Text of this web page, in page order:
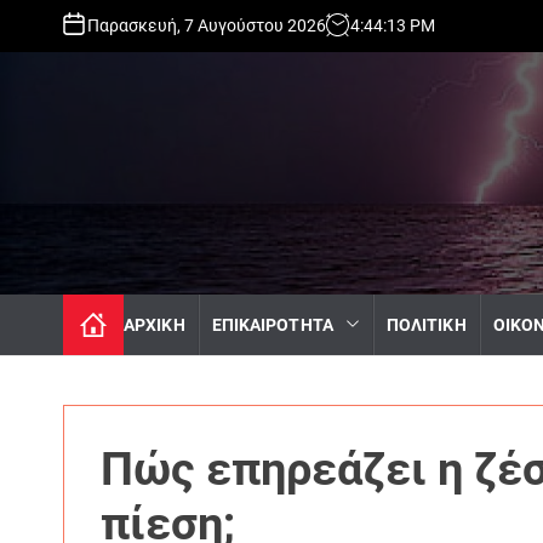
Παρασκευή, 7 Αυγούστου 2026 4:44:15 PM
ΑΡΧΙΚΗ ΕΠΙΚΑΙΡΟΤΗΤΑ ΠΟΛΙΤΙΚΗ
Πώς επηρεάζει η
πίεση;